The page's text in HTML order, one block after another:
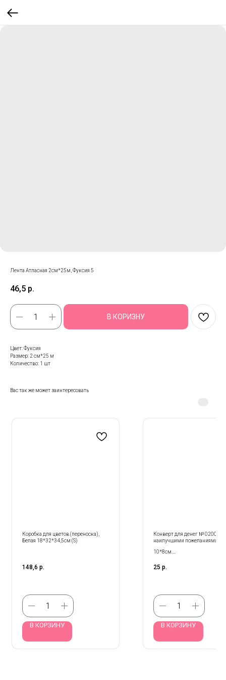
Лента Атласная 2см*25м, Фуксия 5
46,5 р.
В КОРИЗНУ
Цвет: Фуксия
Размер: 2 см*25 м
Количество: 1 шт
Вас так же может заинтересовать
Коробка для цветов (переноска),
Белая 18*32*34,5см (S)
148,6 р.
В КОРЗИНУ
Конверт для денег №
наилучшими пожеланиями"
10*8см.
25 р.
В КОРЗИНУ